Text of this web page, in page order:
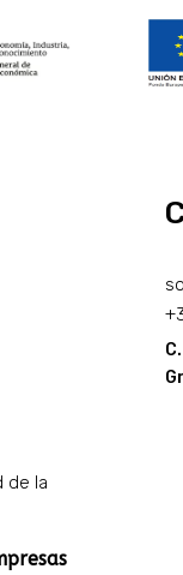
de la